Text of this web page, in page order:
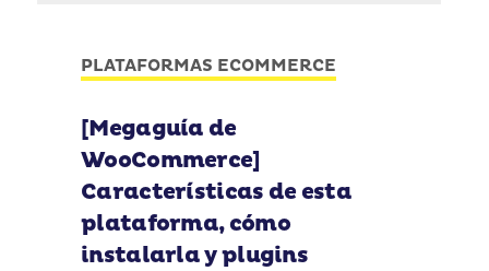
PLATAFORMAS ECOMMERCE
[Megaguía de
WooCommerce]
Características de esta
plataforma, cómo
instalarla y plugins